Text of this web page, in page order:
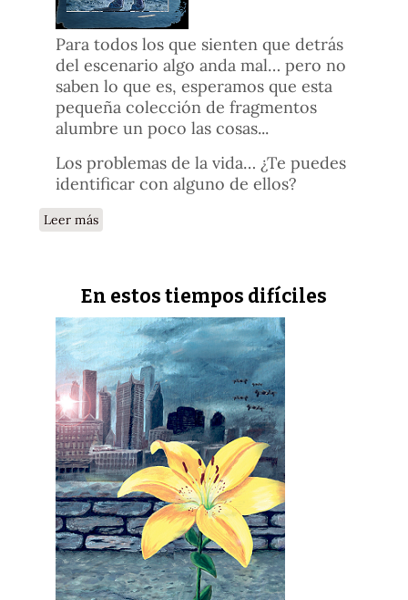
Para todos los que sienten que detrás
del escenario algo anda mal… pero no
saben lo que es, esperamos que esta
pequeña colección de fragmentos
alumbre un poco las cosas...
Los problemas de la vida… ¿Te puedes
identificar con alguno de ellos?
Leer mássobre La difícil situación del hombre
En estos tiempos difíciles